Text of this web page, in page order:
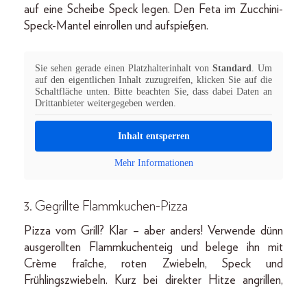
auf eine Scheibe Speck legen. Den Feta im Zucchini-
Speck-Mantel einrollen und aufspießen.
Sie sehen gerade einen Platzhalterinhalt von Standard . Um
auf den eigentlichen Inhalt zuzugreifen, klicken Sie auf die
Schaltfläche unten. Bitte beachten Sie, dass dabei Daten an
Drittanbieter weitergegeben werden.
Inhalt entsperren
Mehr Informationen
3. Gegrillte Flammkuchen-Pizza
Pizza vom Grill? Klar – aber anders! Verwende dünn
ausgerollten Flammkuchenteig und belege ihn mit
Crème fraîche, roten Zwiebeln, Speck und
Frühlingszwiebeln. Kurz bei direkter Hitze angrillen,